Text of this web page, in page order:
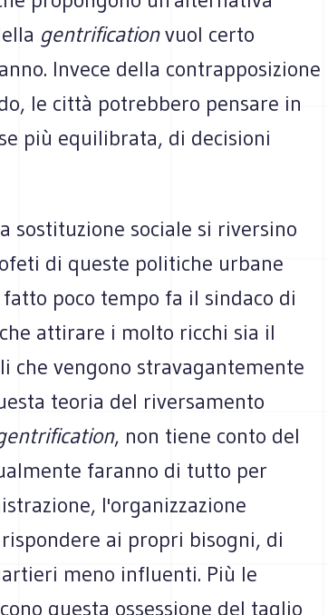
gentrificationvuol certo
Invece della contrapposizione
le città potrebbero pensare in
più equilibrata, di decisioni
sostituzione sociale si riversino
di queste politiche urbane
poco tempo fa il sindaco di
attirare i molto ricchi sia il
che vengono stravagantemente
teoria del riversamento
, non tiene conto del
faranno di tutto per
l'organizzazione
ai propri bisogni, di
meno influenti. Più le
questa ossessione del taglio